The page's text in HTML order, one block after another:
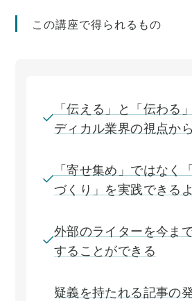
この講座で得られるもの
「伝える」と「伝わる
ディカル業界の視点か
「寄せ集め」ではなく
づくり」を実践できる
外部のライターを今ま
することができる
疑義を持たれる記事の